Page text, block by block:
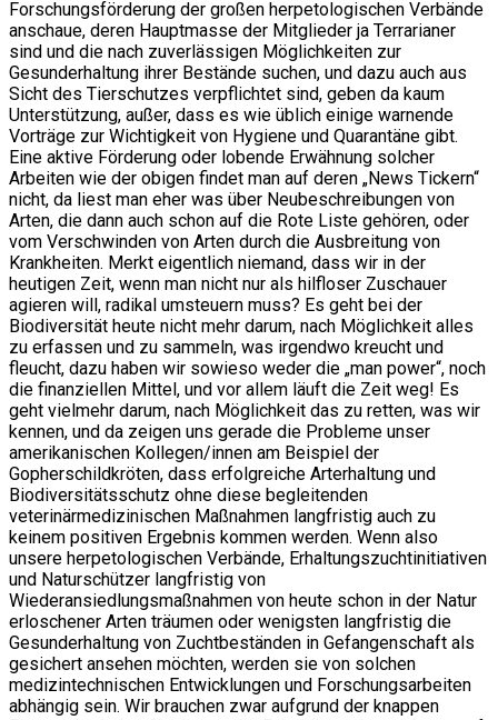
Forschungsförderung der großen herpetologischen Verbände
anschaue, deren Hauptmasse der Mitglieder ja Terrarianer
sind und die nach zuverlässigen Möglichkeiten zur
Gesunderhaltung ihrer Bestände suchen, und dazu auch aus
Sicht des Tierschutzes verpflichtet sind, geben da kaum
Unterstützung, außer, dass es wie üblich einige warnende
Vorträge zur Wichtigkeit von Hygiene und Quarantäne gibt.
Eine aktive Förderung oder lobende Erwähnung solcher
Arbeiten wie der obigen findet man auf deren „News Tickern“
nicht, da liest man eher was über Neubeschreibungen von
Arten, die dann auch schon auf die Rote Liste gehören, oder
vom Verschwinden von Arten durch die Ausbreitung von
Krankheiten. Merkt eigentlich niemand, dass wir in der
heutigen Zeit, wenn man nicht nur als hilfloser Zuschauer
agieren will, radikal umsteuern muss? Es geht bei der
Biodiversität heute nicht mehr darum, nach Möglichkeit alles
zu erfassen und zu sammeln, was irgendwo kreucht und
fleucht, dazu haben wir sowieso weder die „man power“, noch
die finanziellen Mittel, und vor allem läuft die Zeit weg! Es
geht vielmehr darum, nach Möglichkeit das zu retten, was wir
kennen, und da zeigen uns gerade die Probleme unser
amerikanischen Kollegen/innen am Beispiel der
Gopherschildkröten, dass erfolgreiche Arterhaltung und
Biodiversitätsschutz ohne diese begleitenden
veterinärmedizinischen Maßnahmen langfristig auch zu
keinem positiven Ergebnis kommen werden. Wenn also
unsere herpetologischen Verbände, Erhaltungszuchtinitiativen
und Naturschützer langfristig von
Wiederansiedlungsmaßnahmen von heute schon in der Natur
erloschener Arten träumen oder wenigsten langfristig die
Gesunderhaltung von Zuchtbeständen in Gefangenschaft als
gesichert ansehen möchten, werden sie von solchen
medizintechnischen Entwicklungen und Forschungsarbeiten
abhängig sein. Wir brauchen zwar aufgrund der knappen